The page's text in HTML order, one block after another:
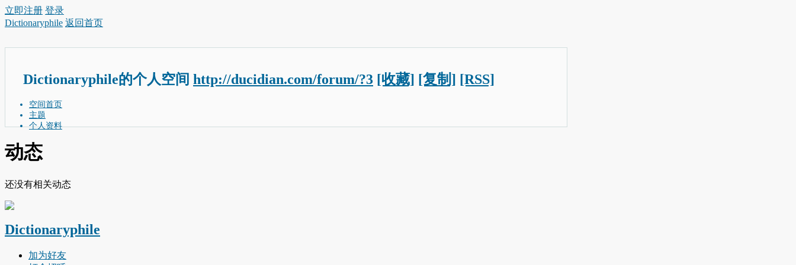
立即注册 登录
Dictionaryphile 返回首页
Dictionaryphile的个人空间 http://ducidian.com/forum/?3 [收藏] [复制] [RSS]
空间首页
主题
个人资料
动态
还没有相关动态
Dictionaryphile
加为好友